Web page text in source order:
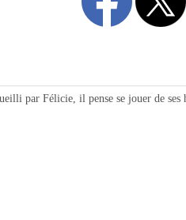
par Félicie, il pense se jouer de